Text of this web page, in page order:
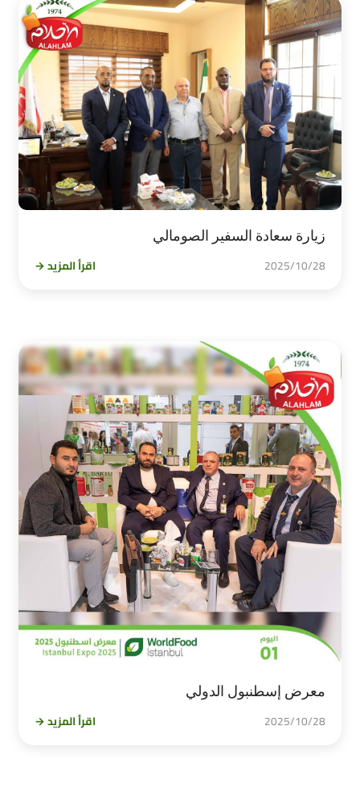
زيارة سعادة السفير الصومالي
2025/10/28 اقرأ المزيد →
معرض إسطنبول الدولي
2025/10/28 اقرأ المزيد →